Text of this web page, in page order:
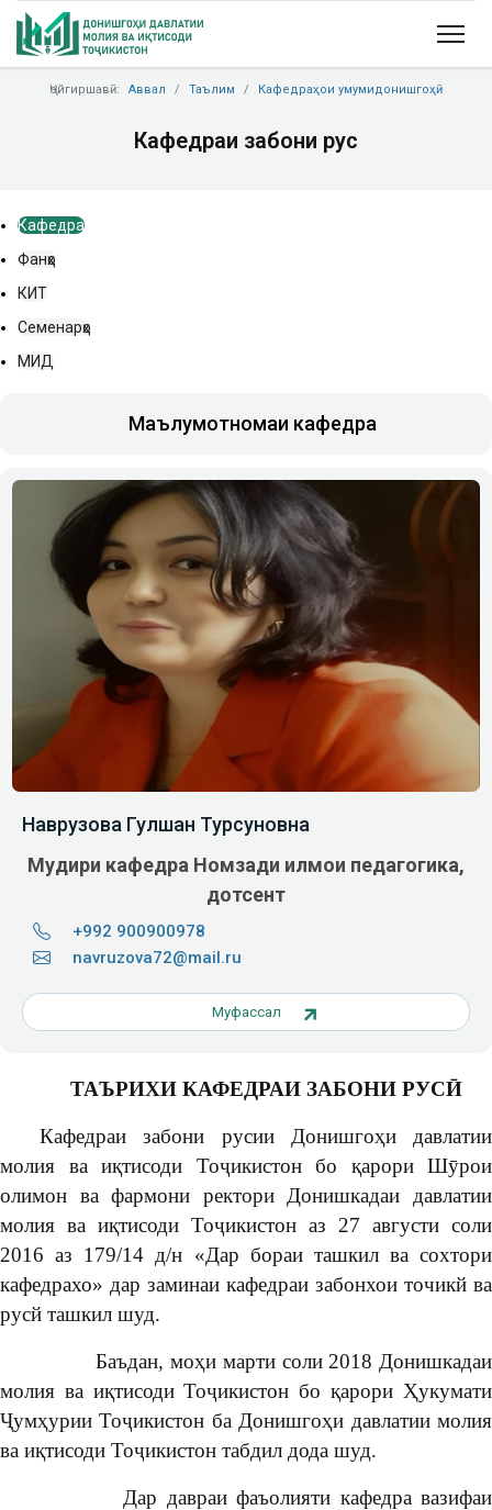
Ҷойгиршавӣ: Аввал Таълим Кафедраҳои умумидонишгоҳӣ
Кафедраи забони русӣ
Кафедра
Фанҳо
КИТ
Семенарҳо
МИД
Маълумотномаи кафедра
Наврузова Гулшан Турсуновна
Мудири кафедра Номзади илмҳои педагогика,
дотсент
+992 900900978
navruzova72@mail.ru
Муфассал
ТАЪРИХИ КАФЕДРАИ ЗАБОНИ РУСӢ
Кафедраи забони русии Донишгоҳи давлатии
молия ва иқтисоди Тоҷикистон бо қарори Шӯрои
олимон ва фармони ректори Донишкадаи давлатии
молия ва иқтисоди Тоҷикистон аз 27 августи соли
2016 аз 179/14 д/н «Дар бораи ташкил ва сохтори
кафедрахо» дар заминаи кафедраи забонхои точикй ва
русй ташкил шуд.
Баъдан, моҳи марти соли 2018 Донишкадаи
молия ва иқтисоди Тоҷикистон бо қарори Ҳукумати
Ҷумҳурии Тоҷикистон ба Донишгоҳи давлатии молия
ва иқтисоди Тоҷикистон табдил дода шуд.
Дар давраи фаъолияти кафедра вазифаи